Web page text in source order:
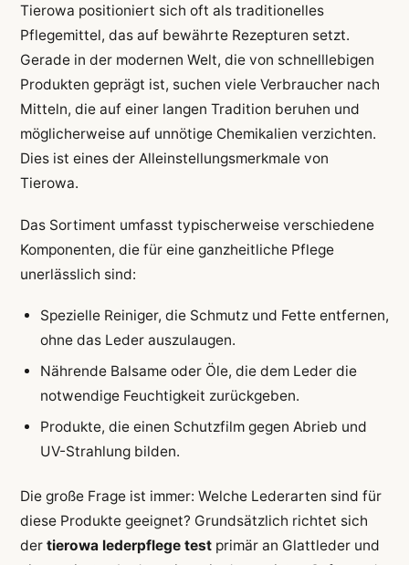
Tierowa positioniert sich oft als traditionelles
Pflegemittel, das auf bewährte Rezepturen setzt.
Gerade in der modernen Welt, die von schnelllebigen
Produkten geprägt ist, suchen viele Verbraucher nach
Mitteln, die auf einer langen Tradition beruhen und
möglicherweise auf unnötige Chemikalien verzichten.
Dies ist eines der Alleinstellungsmerkmale von
Tierowa.
Das Sortiment umfasst typischerweise verschiedene
Komponenten, die für eine ganzheitliche Pflege
unerlässlich sind:
Spezielle Reiniger, die Schmutz und Fette entfernen,
ohne das Leder auszulaugen.
Nährende Balsame oder Öle, die dem Leder die
notwendige Feuchtigkeit zurückgeben.
Produkte, die einen Schutzfilm gegen Abrieb und
UV-Strahlung bilden.
Die große Frage ist immer: Welche Lederarten sind für
diese Produkte geeignet? Grundsätzlich richtet sich
der tierowa lederpflege testprimär an Glattleder und